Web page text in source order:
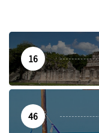
16
46